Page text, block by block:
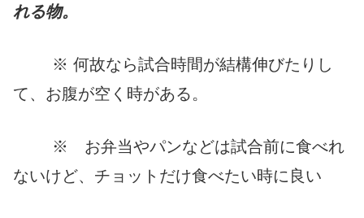
れる物。
※ 何故なら試合時間が結構伸びたりし
て、お腹が空く時がある。
※ お弁当やパンなどは試合前に食べれ
ないけど、チョットだけ食べたい時に良い